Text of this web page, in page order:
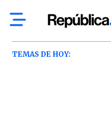
TEMAS DE HOY: